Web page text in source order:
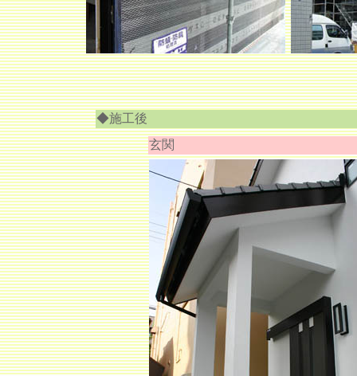
◆施工後
玄関